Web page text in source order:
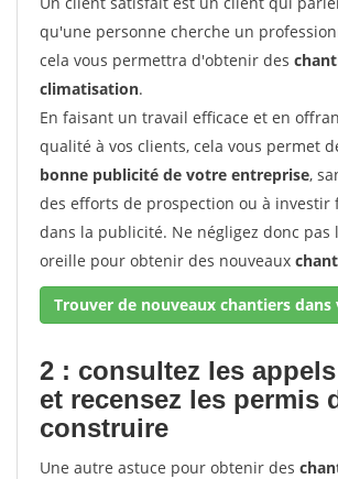
qu'une personne cherche un
cela vous permettra d'obtenir des
climatisation.
En faisant un travail efficace et en
qualité à vos clients, cela vous permet
bonne publicité de votre entreprise,
des efforts de prospection ou à investir
dans la publicité. Ne négligez donc pas
oreille pour obtenir des nouveaux
Trouver de nouveaux chantiers
2 : consultez les
et recensez les permis
construire
Une autre astuce pour obtenir des